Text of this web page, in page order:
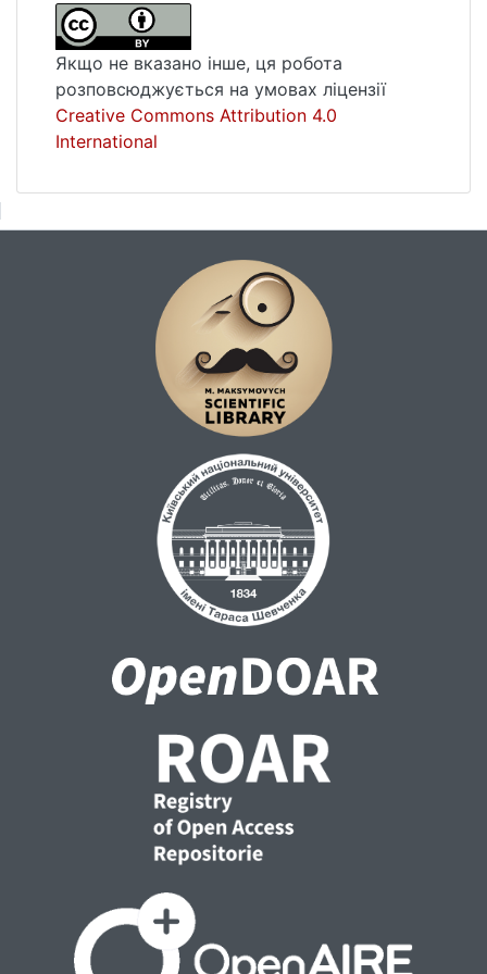
лінгвістичних термінів : лексикологія,
фразеологія, лексикографія. Івано-
Франківськ: Голіней О. М., 268 с.
Горпинич В . О . Словник відтопонімних
прикметників і назв жителів України.
Кіровоград. Т. 1. 160 с.
східнослов'янських мов: Київ: Наук. думка,
Звєрєв А . Д . Словотвірне значення в
семантичній структурі похідних:
Мовознавство. № 1. С. 22-27.
Ковалик І . І . Словотворча категорія
слов'янських назв осіб за їх національною
та територіальною приналежністю.
Питання слов'янського мовознавства.
Львів, № 5. С. 146-157.
Ковалик І. І. Словотворчий розряд
суфіксальних загальних назв живих істот
жіночої статі у східнослов'янських мовах у
порівнянні з іншими слов'янськими
мовами: Питання українського
мовознавства. Львів. Вид-во Львівського
Михальчук О. Соціоономастика як
напрямок сучасної лінгвістики: українські
ономастики. № 18. С. 498-509.
Нелюба А. Словотворчість незалежної
України. 1991-2011. Словник. Харків :
Харківське історико-філологічне
товариство. 608 с.
Дискурс та Джерело формування
амбівалентних смислів у сучасному
інформаційному просторі україни.
Якщо не вказано інше, ця робота
розповсюджується на умовах ліцензії
Creative Commons Attribution 4.0
International